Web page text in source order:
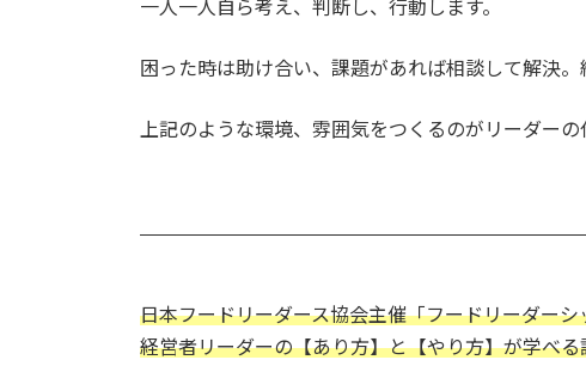
一人一人自ら考え、判断し、行動します。
困った時は助け合い、課題があれば相談して解決。
上記のような環境、雰囲気をつくるのがリーダーの
日本フードリーダース協会主催「フードリーダー
経営者リーダーの【あり方】と【やり方】が学べ